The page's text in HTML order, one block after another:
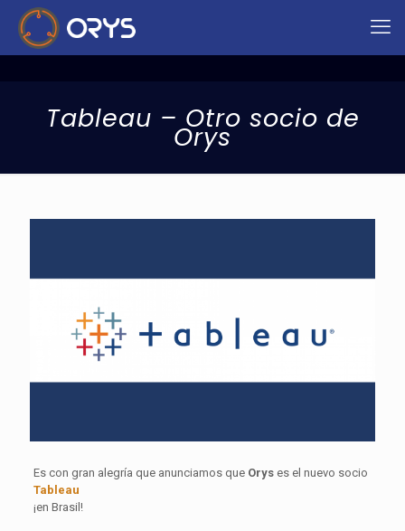
Tableau – Otro socio de
Orys
Es con gran alegría que anunciamos que Oryses el nuevo socio
Tableau
¡en Brasil!